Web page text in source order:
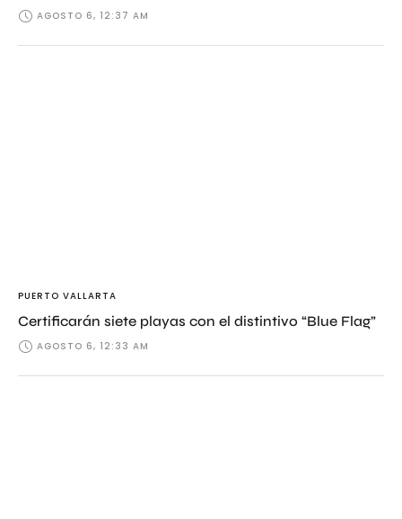
AGOSTO 6, 12:37 AM
PUERTO VALLARTA
Certificarán siete playas con el distintivo “Blue Flag”
AGOSTO 6, 12:33 AM